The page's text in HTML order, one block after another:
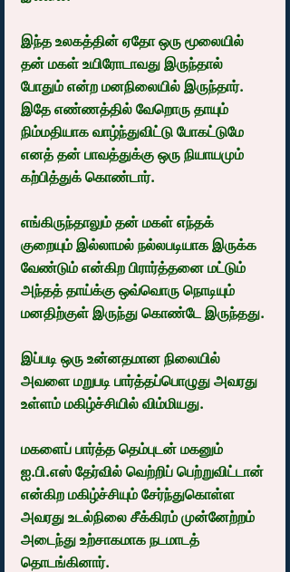
இந்த உலகத்தின் ஏதோ ஒரு மூலையில்
தன் மகள் உயிரோடாவது இருந்தால்
போதும் என்ற மனநிலையில் இருந்தார்.
இதே எண்ணத்தில் வேறொரு தாயும்
நிம்மதியாக வாழ்ந்துவிட்டு போகட்டுமே
எனத் தன் பாவத்துக்கு ஒரு நியாயமும்
கற்பித்துக் கொண்டார்.
எங்கிருந்தாலும் தன் மகள் எந்தக்
குறையும் இல்லாமல் நல்லபடியாக இருக்க
வேண்டும் என்கிற பிரார்த்தனை மட்டும்
அந்தத் தாய்க்கு ஒவ்வொரு நொடியும்
மனதிற்குள் இருந்து கொண்டே இருந்தது.
இப்படி ஒரு உன்னதமான நிலையில்
அவளை மறுபடி பார்த்தப்பொழுது அவரது
உள்ளம் மகிழ்ச்சியில் விம்மியது.
மகளைப் பார்த்த தெம்புடன் மகனும்
ஐ.பி.எஸ் தேர்வில் வெற்றிப் பெற்றுவிட்டான்
என்கிற மகிழ்ச்சியும் சேர்ந்துகொள்ள
அவரது உடல்நிலை சீக்கிரம் முன்னேற்றம்
அடைந்து உற்சாகமாக நடமாடத்
தொடங்கினார்.